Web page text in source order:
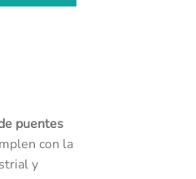
puentes
con la
y